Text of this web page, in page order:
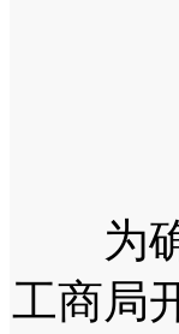
为确
工商局